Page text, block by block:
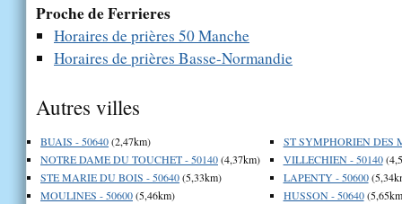
Proche de Ferrieres
Horaires de prières 50 Manche
Horaires de prières Basse-Normandie
Autres villes
BUAIS - 50640(2,47km)
NOTRE DAME DU TOUCHET - 50140(4,37km)
STE MARIE DU BOIS - 50640(5,33km)
MOULINES - 50600(5,46km)
ST SYMPHORIEN DES
VILLECHIEN - 50140
LAPENTY - 50600
HUSSON - 50640